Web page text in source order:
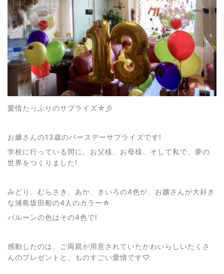
愛情たっぷりのサプライズ☆彡
お嬢さんの13歳のバースデーサプライズです!
学校に行っている間に、お父様、お母様、そして私で、夢の
世界をつくりました!
みどり、むらさき、あか、きいろの4色が、お嬢さんが大好き
な浦島坂田船の4人のカラー☆
バルーンの色はその4色で!
感動したのは、ご両親が用意されていたかわいらしいたくさ
んのプレゼントと、ものすごい愛情です♡